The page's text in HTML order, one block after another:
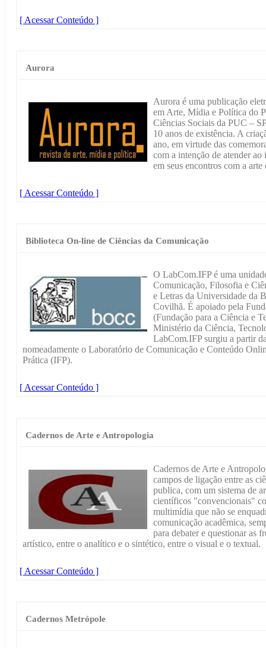
[ Acessar Conteúdo ]
Aurora
Aurora é uma publicação
em Arte, Mídia e Política do
Ciências Sociais da PUC –
10 anos de existência. A
ano, em virtude das
com a intenção de atender ao
em seus encontros com a arte
[ Acessar Conteúdo ]
Biblioteca On-line de Ciências da Comunicação
O LabCom.IFP é uma
Comunicação, Filosofia e
e Letras da Universidade da
Covilhã. É apoiado pela
(Fundação para a Ciência e
Ministério da Ciência,
LabCom.IFP surgiu a partir
nomeadamente o Laboratório de Comunicação e Conteúdo
Prática (IFP).
[ Acessar Conteúdo ]
Cadernos de Arte e Antropologia
Cadernos de Arte e
campos de ligação entre as
publica, com um sistema de
científicos "convencionais"
multimídia que não se
comunicação acadêmica,
para debater e questionar as
artístico, entre o analítico e o sintético, entre o visual e o textual.
[ Acessar Conteúdo ]
Cadernos Metrópole